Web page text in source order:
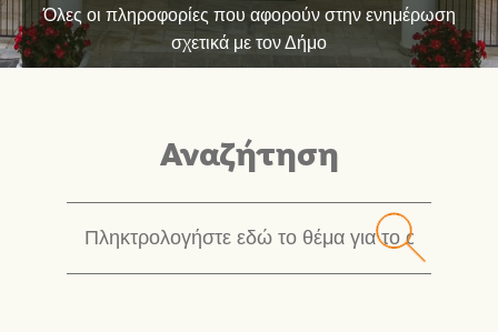
Όλες οι πληροφορίες που αφορούν στην ενημέρωση
σχετικά με τον Δήμο
Αναζήτηση